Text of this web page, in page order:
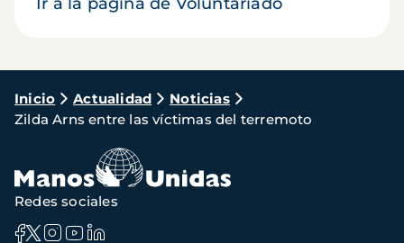
Ruta
de
navegación
Inicio Actualidad
Noticias
Zilda Arns entre las víctimas del terremoto
Redes sociales